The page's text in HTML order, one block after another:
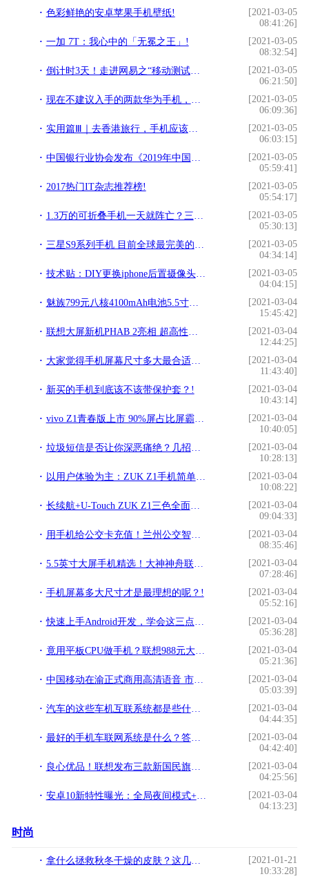
色彩鲜艳的安卓苹果手机壁纸!
[2021-03-05
08:41:26]
一加 7T：我心中的「无冕之王」!
[2021-03-05
08:32:54]
倒计时3天！走进网易之“移动测试与安全实践”三大亮点抢先看!
[2021-03-05
06:21:50]
现在不建议入手的两款华为手机，买了就等于是入坑!
[2021-03-05
06:09:36]
实用篇Ⅲ｜去香港旅行，手机应该用漫游还是租Wi-Fi?!
[2021-03-05
06:03:15]
中国银行业协会发布《2019年中国银行业服务报告》!
[2021-03-05
05:59:41]
2017热门IT杂志推荐榜!
[2021-03-05
05:54:17]
1.3万的可折叠手机一天就阵亡？三星还不死心:可折叠平板马上来!
[2021-03-05
05:30:13]
三星S9系列手机 目前全球最完美的手机!
[2021-03-05
04:34:14]
技术贴：DIY更换iphone后置摄像头，其实很简单!
[2021-03-05
04:04:15]
魅族799元八核4100mAh电池5.5寸铝镁合金手机评测!
[2021-03-04
15:45:42]
联想大屏新机PHAB 2亮相 超高性价比!
[2021-03-04
12:44:25]
大家觉得手机屏幕尺寸多大最合适自己？!
[2021-03-04
11:43:40]
新买的手机到底该不该带保护套？!
[2021-03-04
10:43:14]
vivo Z1青春版上市 90%屏占比屏霸1098!
[2021-03-04
10:40:05]
垃圾短信是否让你深恶痛绝？几招搞定它！!
[2021-03-04
10:28:13]
以用户体验为主：ZUK Z1手机简单上手测评!
[2021-03-04
10:08:22]
长续航+U-Touch ZUK Z1三色全面开卖!
[2021-03-04
09:04:33]
用手机给公交卡充值！兰州公交智能充值设备即将上线!
[2021-03-04
08:35:46]
5.5英寸大屏手机精选！大神神舟联想哪款更动心？!
[2021-03-04
07:28:46]
手机屏幕多大尺寸才是最理想的呢？!
[2021-03-04
05:52:16]
快速上手Android开发，学会这三点就够了！!
[2021-03-04
05:36:28]
竟用平板CPU做手机？联想988元大屏神器死磕小米Max!
[2021-03-04
05:21:36]
中国移动在渝正式商用高清语音 市民可免费申请体验!
[2021-03-04
05:03:39]
汽车的这些车机互联系统都是些什么鬼？!
[2021-03-04
04:44:35]
最好的手机车联网系统是什么？答案居然不是苹果!
[2021-03-04
04:42:40]
良心优品！联想发布三款新国民旗舰手机 打破全面屏暴力时代!
[2021-03-04
04:25:56]
安卓10新特性曝光：全局夜间模式+权限管理升级!
[2021-03-04
04:13:23]
时尚
拿什么拯救秋冬干燥的皮肤？这几招太有用了！
[2021-01-21
10:33:28]